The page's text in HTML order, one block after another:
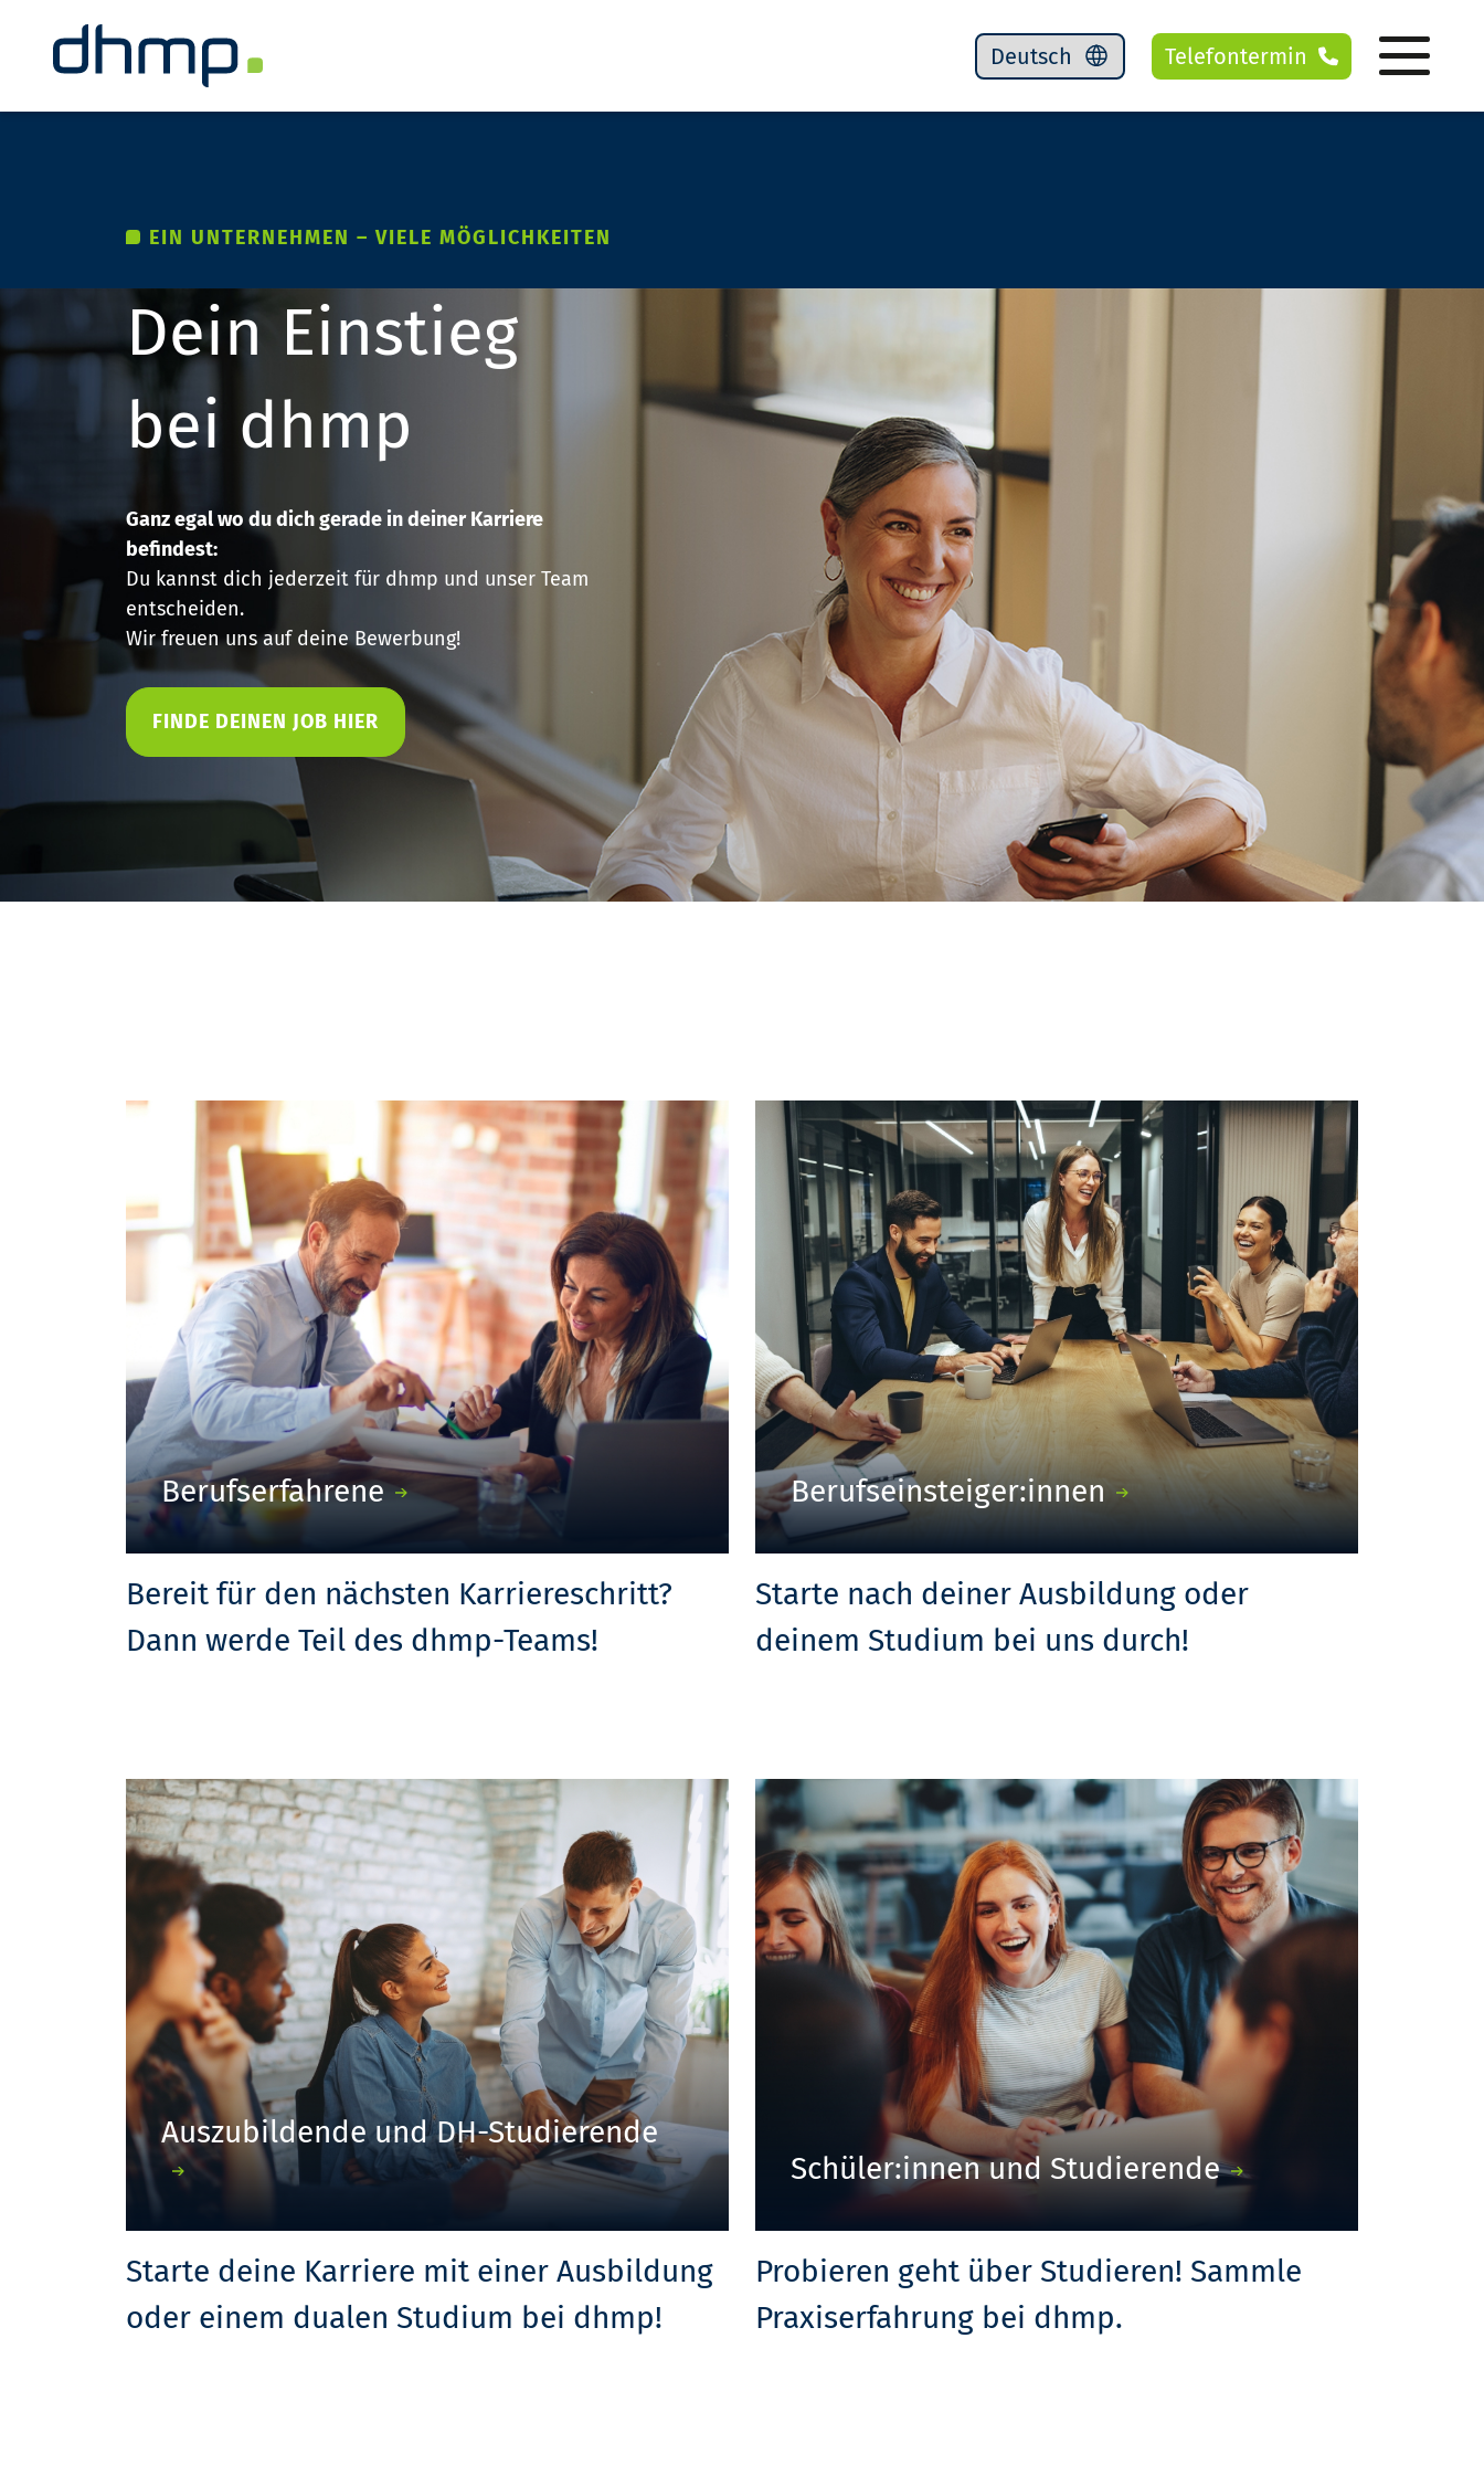
Telefontermin
EIN UNTERNEHMEN – VIELE MÖGLICHKEITEN
Dein Einstieg
bei dhmp
Ganz egal wo du dich gerade in deiner Karriere
befindest:
Du kannst dich jederzeit für dhmp und unser Team
entscheiden.
Wir freuen uns auf deine Bewerbung!
FINDE DEINEN JOB HIER
Berufserfahrene
Bereit für den nächsten Karriereschritt?
Dann werde Teil des dhmp-Teams!
Berufseinsteiger:innen
Starte nach deiner Ausbildung oder
deinem Studium bei uns durch!
Auszubildende und DH-Studierende
Starte deine Karriere mit einer Ausbildung
oder einem dualen Studium bei dhmp!
Schüler:innen und Studierende
Probieren geht über Studieren! Sammle
Praxiserfahrung bei dhmp.